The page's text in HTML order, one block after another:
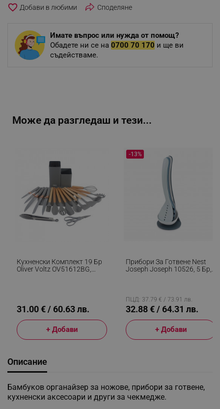
favorite_border Споделяне
Имате въпрос или нужда от помощ?
Обадете ни се на 0700 70 170 и ще ви
съдействаме.
Може да разгледаш и тези...
Кухненски Комплект 19 Бр
Oliver Voltz OV51612BG,
31.00 € / 60.63 лв.
+ Добави
Прибори За Готвене Nest
Joseph Joseph 10526, 5 Бр,
-13%
ПЦД: 37.79 € / 73.91 лв.
32.88 € / 64.31 лв.
+ Добави
Описание
Бамбуков органайзер за ножове, прибори за готвене,
кухненски аксесоари и други за чекмедже.